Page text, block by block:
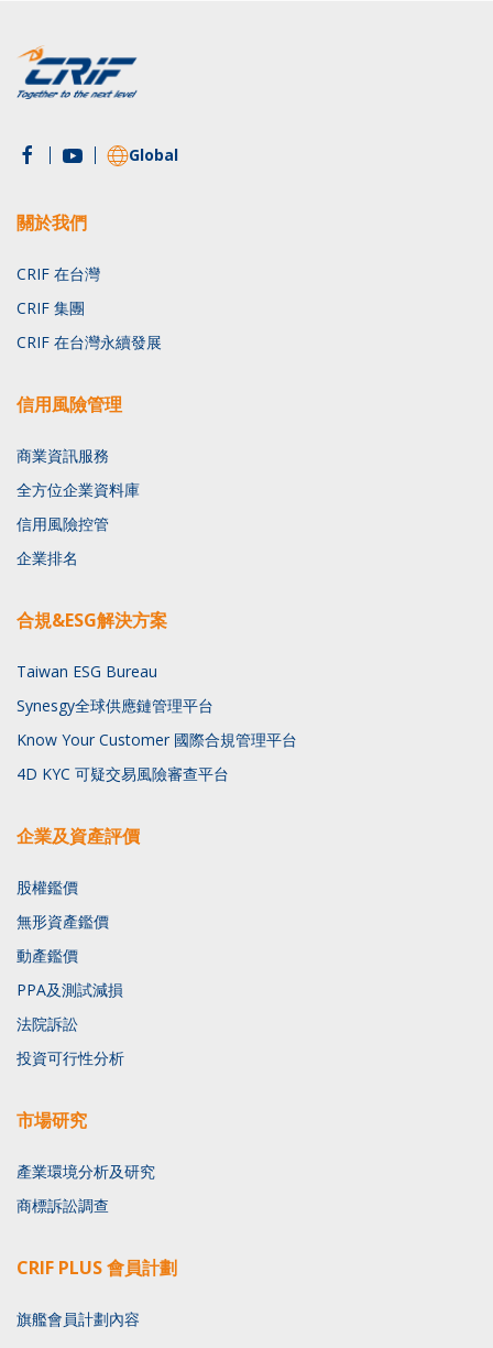
Global
關於我們
CRIF 在台灣
CRIF 集團
CRIF 在台灣永續發展
信用風險管理
商業資訊服務
全方位企業資料庫
信用風險控管
企業排名
合規&ESG解決方案
Taiwan ESG Bureau
Synesgy全球供應鏈管理平台
Know Your Customer 國際合規管理平台
4D KYC 可疑交易風險審查平台
企業及資產評價
股權鑑價
無形資產鑑價
動產鑑價
PPA及測試減損
法院訴訟
投資可行性分析
市場研究
產業環境分析及研究
商標訴訟調查
CRIF PLUS 會員計劃
旗艦會員計劃內容